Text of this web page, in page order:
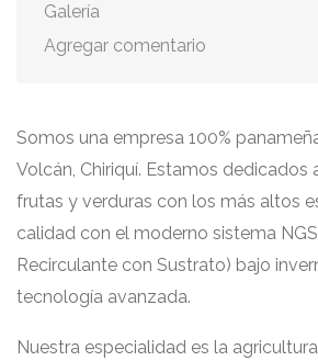
Galería
Agregar comentario
Somos una empresa 100%
Volcán, Chiriquí. Estamos dedicados
frutas y verduras con los más altos
calidad con el moderno sistema
Recirculante con Sustrato) bajo
tecnología avanzada.
Nuestra especialidad es la agricultura